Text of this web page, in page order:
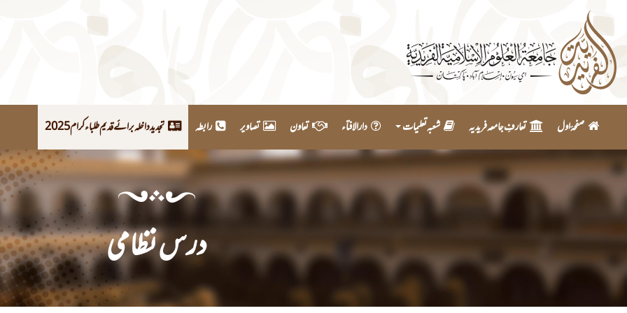
صفحۂ اول تعارفِ جامعہ فریدیہ شعبہ تعلیمات دارالافتاء تعاون تصاویر رابطہ تجدید داخلہ برائے قدیم طلباء کرام 2025
درس نظامی